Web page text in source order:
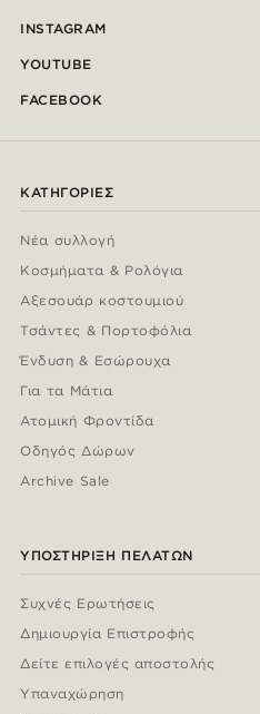
INSTAGRAM
YOUTUBE
FACEBOOK
ΚΑΤΗΓΟΡΊΕΣ
Νέα συλλογή
Κοσμήματα & Ρολόγια
Αξεσουάρ κοστουμιού
Τσάντες & Πορτοφόλια
Ένδυση & Εσώρουχα
Για τα Μάτια
Ατομική Φροντίδα
Οδηγός Δώρων
Archive Sale
ΥΠΟΣΤΉΡΙΞΗ ΠΕΛΑΤΏΝ
Συχνές Ερωτήσεις
Δημιουργία Επιστροφής
Δείτε επιλογές αποστολής
Υπαναχώρηση